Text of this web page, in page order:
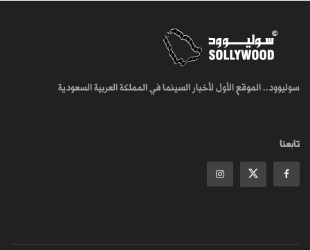
سوليوود.. الموقع الأول لأخبار السينما في المملكة العربية السعودية
تابعنا